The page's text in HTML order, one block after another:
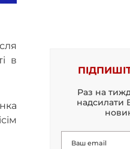
в
Раз на
надсилати